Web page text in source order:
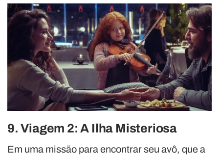
9. Viagem 2: A Ilha Misteriosa
Em uma missão para encontrar seu avô, que a